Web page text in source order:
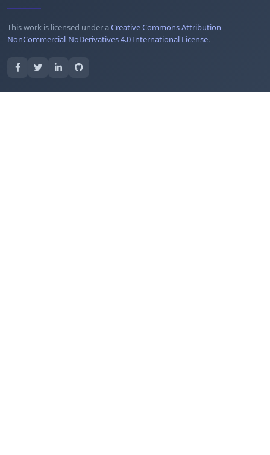
This work is licensed under aCreative Commons Attribution-
NonCommercial-NoDerivatives 4.0 International License.